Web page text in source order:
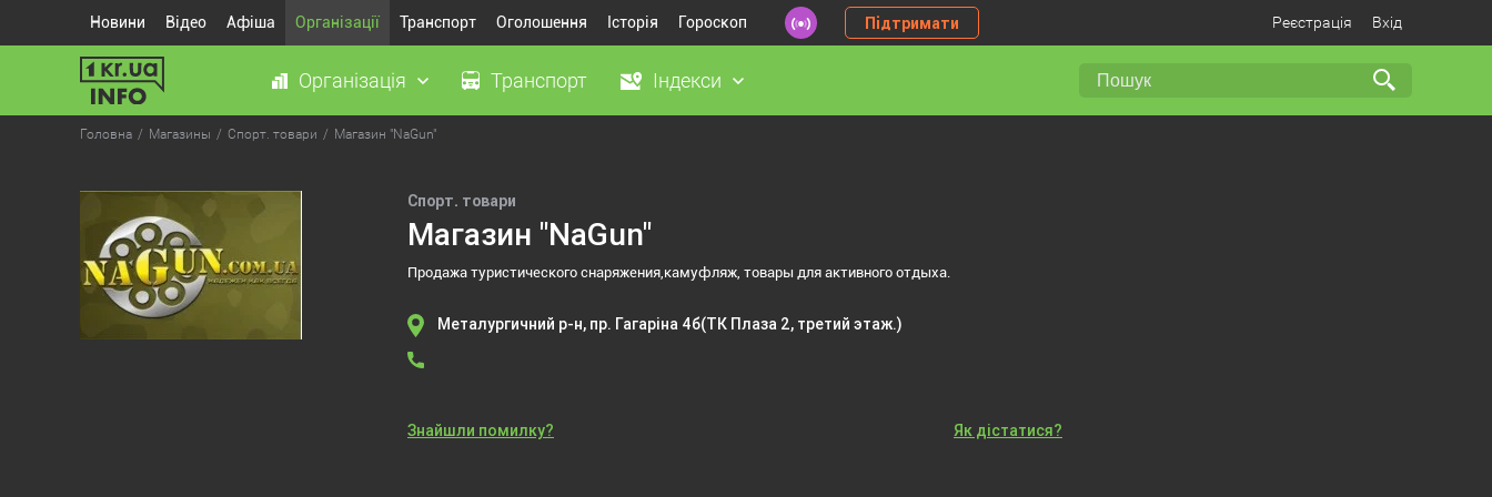
Новини Відео Афіша Організації Транспорт Оголошення Історія Гороскоп Підтримати Реєстрація Вхід
Організація Транспорт Індекси
Головна Магазины Спорт. товари Магазин "NaGun"
Спорт. товари
Магазин "NaGun"
Продажа туристического снаряжения,камуфляж, товары для активного отдыха.
Металургичний р-н, пр. Гагаріна 4б(ТК Плаза 2, третий этаж.)
Знайшли помилку? Як дістатися?